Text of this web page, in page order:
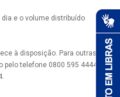
e o volume distribuído
à disposição. Para outras
pelo telefone 0800 595 4444 ou